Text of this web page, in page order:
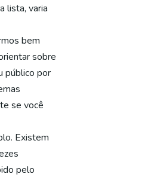
lista, varia
bem
sobre
público por
se você
Existem
pelo